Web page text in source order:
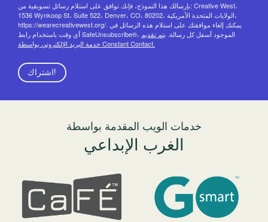
بإرسالك هذا النموذج، فإنك توافق على استلام رسائل تسويقية من: Creative West،
1536 Wynkoop St، Suite 522، Denver، CO، 80202، الولايات المتحدة الأمريكية،
https://wearecreativewest.org/. يمكنك إلغاء موافقتك على استلام هذه الرسائل في
أي وقت باستخدام رابط SafeUnsubscribe®، الموجود أسفل كل رسالة. يتم تقديم
خدمة البريد الإلكتروني بواسطة Constant Contact.
اشتراك!
خدمات الويب المقدمة بواسطة
الغرب الإبداعي